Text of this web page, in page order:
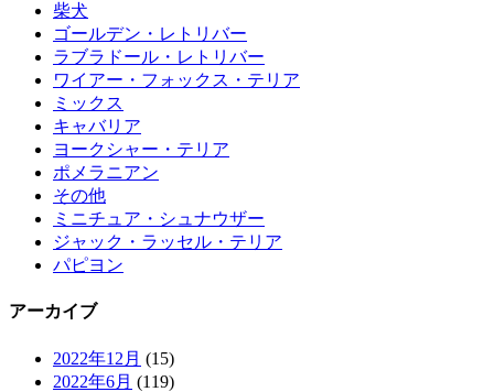
柴犬
ゴールデン・レトリバー
ラブラドール・レトリバー
ワイアー・フォックス・テリア
ミックス
キャバリア
ヨークシャー・テリア
ポメラニアン
その他
ミニチュア・シュナウザー
ジャック・ラッセル・テリア
パピヨン
アーカイブ
2022年12月 (15)
2022年6月 (119)